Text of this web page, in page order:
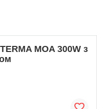
MOA 300W з